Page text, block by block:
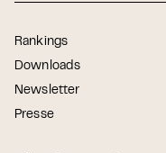
Rankings
Downloads
Newsletter
Presse